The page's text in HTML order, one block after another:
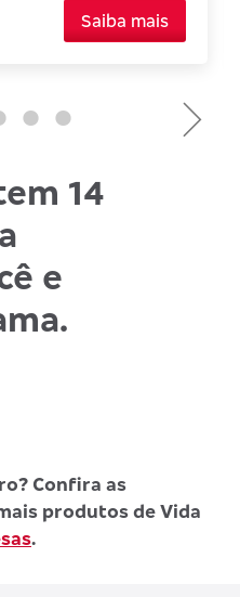
Saiba mais
14
e
Confira as
produtos de Vida
.